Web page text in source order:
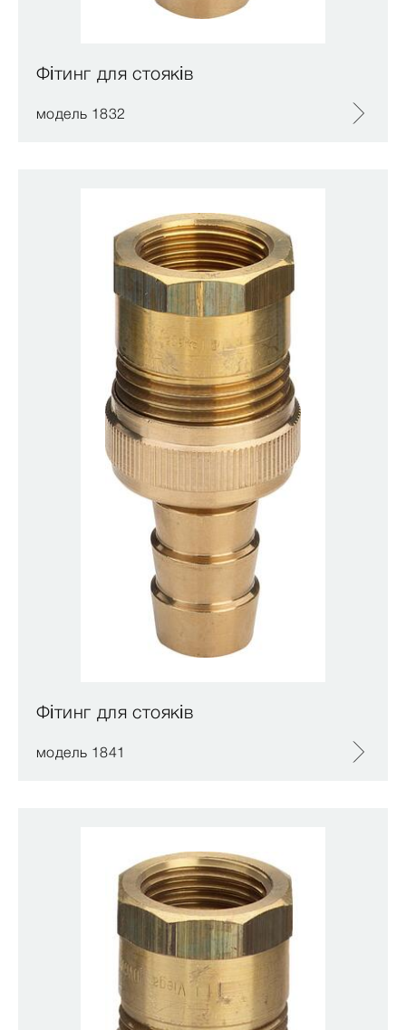
Фітинг для стояків
модель 1832
Фітинг для стояків
модель 1841